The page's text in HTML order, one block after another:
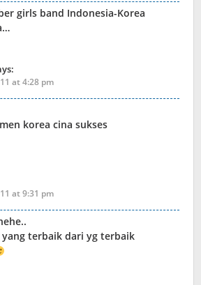
girls band Indonesia-Korea
at 4:28 pm
korea cina sukses
at 9:31 pm
terbaik dari yg terbaik